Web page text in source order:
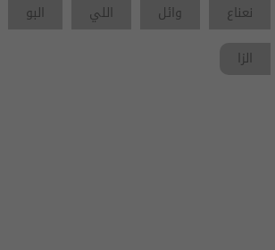
نعناع
وائل اللي البو
الزا